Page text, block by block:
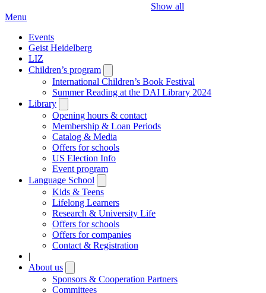
Show all
Menu
Events
Geist Heidelberg
LIZ
Children’s program
submenu
International Children’s Book Festival
Summer Reading at the DAI Library 2024
Library
submenu
Opening hours & contact
Membership & Loan Periods
Catalog & Media
Offers for schools
US Election Info
Event program
Language School
submenu
Kids & Teens
Lifelong Learners
Research & University Life
Offers for schools
Offers for companies
Contact & Registration
|
About us
submenu
Sponsors & Cooperation Partners
Committees